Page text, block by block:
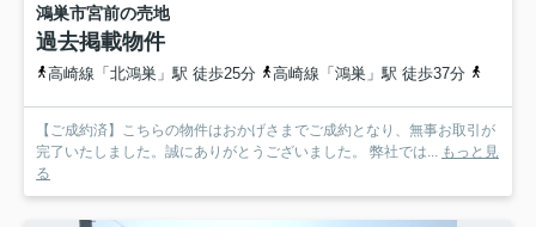
鴻巣市宮前の売地
過去掲載物件
高崎線「北鴻巣」駅 徒歩25分 高崎線「鴻巣」駅 徒歩37分
【ご成約済】こちらの物件はおかげさまでご成約となり、無事お取引が
完了いたしました。誠にありがとうございました。 弊社では...
もっと見
る